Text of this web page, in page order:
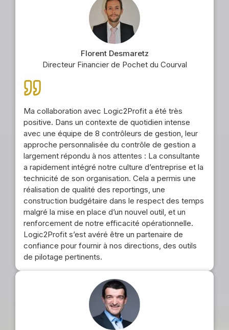
Florent Desmaretz
Directeur Financier de Pochet du Courval
Ma collaboration avec Logic2Profit a été très
positive. Dans un contexte de quotidien intense
avec une équipe de 8 contrôleurs de gestion, leur
approche personnalisée du contrôle de gestion a
largement répondu à nos attentes : La consultante
a rapidement intégré notre culture d’entreprise et la
technicité de son organisation. Cela a permis une
réalisation de qualité des reportings, une
construction budgétaire dans le respect des temps
malgré la mise en place d’un nouvel outil, et un
renforcement de notre efficacité opérationnelle.
Logic2Profit s’est avéré être un partenaire de
confiance pour fournir à nos directions, des outils
de pilotage pertinents.